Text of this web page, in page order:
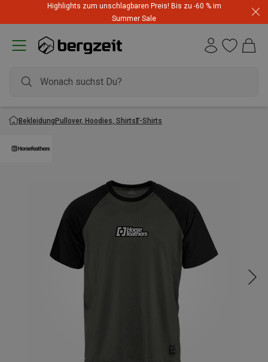
Highlights zum unschlagbaren Preis! Bis zu -60 % im
Summer Sale
BekleidungPullover, Hoodies, ShirtsT-Shirts